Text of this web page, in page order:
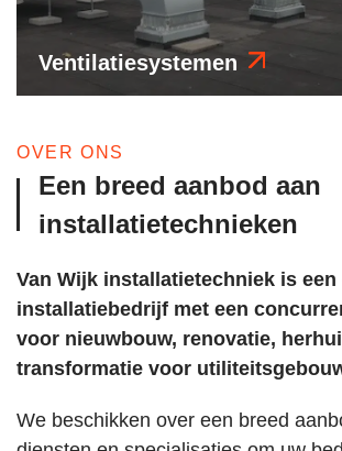
Ventilatiesystemen
OVER ONS
Een breed aanbod aan
installatietechnieken
Van Wijk installatietechniek is een
installatiebedrijf met een
voor nieuwbouw, renovatie,
transformatie voor
We beschikken over een breed